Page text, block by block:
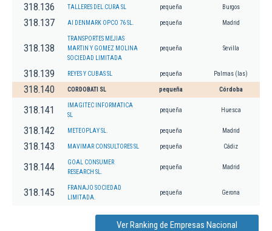
318.136 TALLERES DEL CURA SL pequeña Burgos
318.137 AI DENMARK OPCO 76 SL. pequeña Madrid
318.138
TRANSPORTES MEJIAS
MARTIN Y GOMEZ MOLINA
SOCIEDAD LIMITADA
pequeña Sevilla
318.139 REYES Y CUBAS SL pequeña Palmas (las)
318.140 CORDOBATI SL pequeña Córdoba
318.141
IMAGITEC INFORMATICA
SL
pequeña Huesca
318.142 METEOPLAY SL. pequeña Madrid
318.143 MAVIMAR CONSULTORES SL pequeña Cádiz
318.144
GOAL CONSUMER
RESEARCH SL.
pequeña Madrid
318.145
FRANAJO SOCIEDAD
LIMITADA.
pequeña Gerona
Ver Ranking de Empresas Nacional